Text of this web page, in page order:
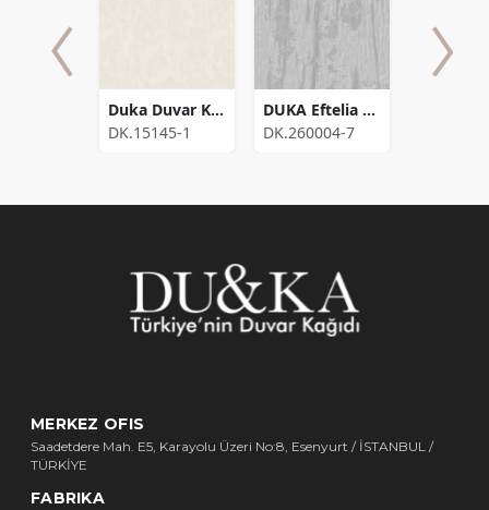
Duka Duvar Kağıdı Kids Collection Balloon DK.15145-1 (16,2 m2)
DK.15145-1
DUKA Eftelia Fon
DK.260004-7
MERKEZ OFIS
Saadetdere Mah. E5, Karayolu Üzeri No:8, Esenyurt / İSTANBUL /
TÜRKİYE
FABRIKA